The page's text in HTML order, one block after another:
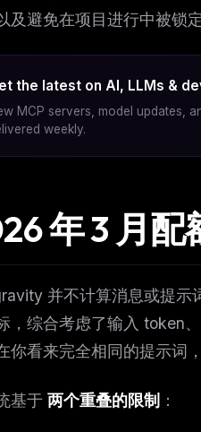
及避免在项目进行中被锁
the latest on AI, LLMs &
MCP servers, model updates,
weekly.
年 3 月
并不计算消息或提示
，综合考虑了输入 token
你看来完全相同的提示词
基于 两个重叠的限制 ：